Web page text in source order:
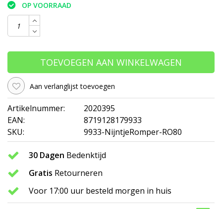
OP VOORRAAD
TOEVOEGEN AAN WINKELWAGEN
Aan verlanglijst toevoegen
Artikelnummer:
2020395
EAN:
8719128179933
SKU:
9933-NijntjeRomper-RO80
30 Dagen Bedenktijd
Gratis Retourneren
Voor 17:00 uur besteld morgen in huis